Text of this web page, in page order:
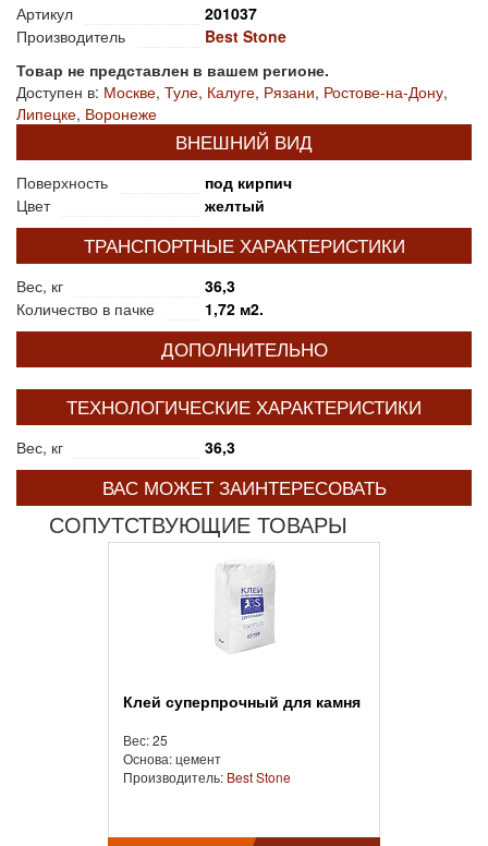
Артикул
201037
Производитель
Best Stone
Товар не представлен в вашем регионе.
Доступен в: Москве, Туле, Калуге, Рязани, Ростове-на-Дону,
Липецке, Воронеже
ВНЕШНИЙ ВИД
Поверхность
под кирпич
Цвет
желтый
ТРАНСПОРТНЫЕ ХАРАКТЕРИСТИКИ
Вес, кг
36,3
Количество в пачке
1,72 м2.
ДОПОЛНИТЕЛЬНО
ТЕХНОЛОГИЧЕСКИЕ ХАРАКТЕРИСТИКИ
Вес, кг 36,3
ВАС МОЖЕТ ЗАИНТЕРЕСОВАТЬ
СОПУТСТВУЮЩИЕ ТОВАРЫ
Клей суперпрочный для камня
Вес: 25
Основа: цемент
Производитель: Best Stone